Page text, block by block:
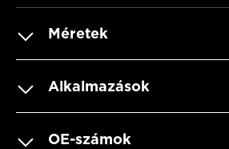
Méretek
Alkalmazások
OE-számok